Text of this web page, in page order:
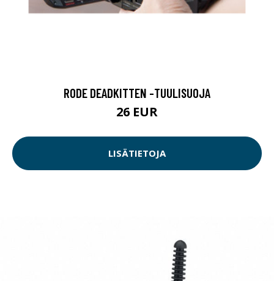
RODE DEADKITTEN -TUULISUOJA
26 EUR
LISÄTIETOJA